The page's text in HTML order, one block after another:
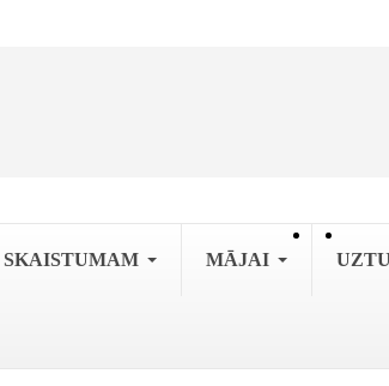
SKAISTUMAM MĀJAI